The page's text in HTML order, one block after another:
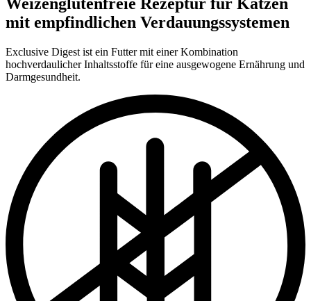
mit empfindlichen Verdauungssystemen
Exclusive Digest ist ein Futter mit einer Kombination
hochverdaulicher Inhaltsstoffe für eine ausgewogene Ernährung und
Darmgesundheit.